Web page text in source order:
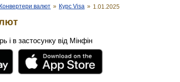
Конвертери валют » Курс Visa » 1.01.2025
і в застосунку від Мінфін